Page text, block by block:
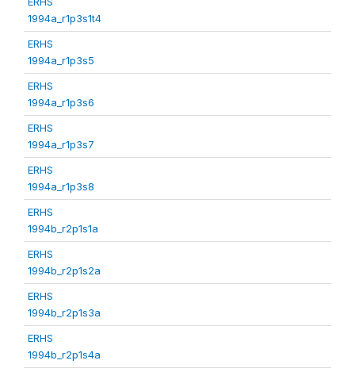
1994a_r1p3s1t4
ERHS
1994a_r1p3s5
ERHS
1994a_r1p3s6
ERHS
1994a_r1p3s7
ERHS
1994a_r1p3s8
ERHS
1994b_r2p1s1a
ERHS
1994b_r2p1s2a
ERHS
1994b_r2p1s3a
ERHS
1994b_r2p1s4a